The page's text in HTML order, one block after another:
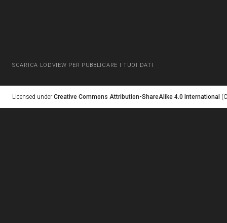
SCARICA LODVIEW PER PUBBLICARE I TUOI DATI
Licensed under Creative Commons Attribution-ShareAlike 4.0 International